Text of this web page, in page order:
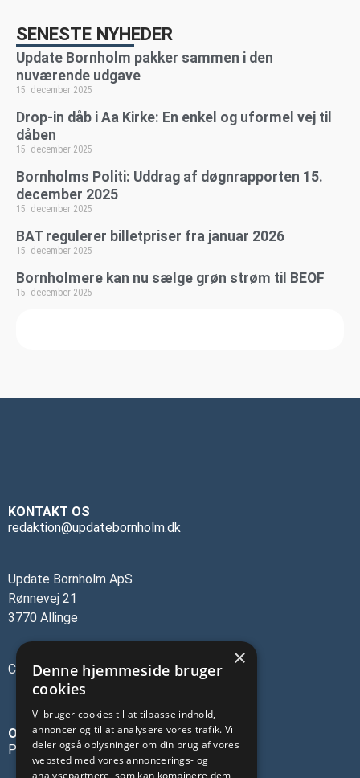
SENESTE NYHEDER
Update Bornholm pakker sammen i den
nuværende udgave
15. december 2025
Drop-in dåb i Aa Kirke: En enkel og uformel vej til
dåben
15. december 2025
Bornholms Politi: Uddrag af døgnrapporten 15.
december 2025
15. december 2025
BAT regulerer billetpriser fra januar 2026
15. december 2025
Bornholmere kan nu sælge grøn strøm til BEOF
15. december 2025
KONTAKT OS
redaktion@updatebornholm.dk
Update Bornholm ApS
Rønnevej 21
3770 Allinge
CVR-nr.: 45137473
OM OS
Privatlivspolitik
×
Denne hjemmeside bruger
cookies
Vi bruger cookies til at tilpasse indhold,
annoncer og til at analysere vores trafik. Vi
deler også oplysninger om din brug af vores
websted med vores annoncerings- og
analysepartnere, som kan kombinere dem